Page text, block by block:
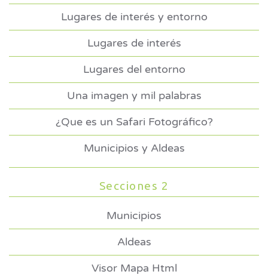
Lugares de interés y entorno
Lugares de interés
Lugares del entorno
Una imagen y mil palabras
¿Que es un Safari Fotográfico?
Municipios y Aldeas
Secciones 2
Municipios
Aldeas
Visor Mapa Html